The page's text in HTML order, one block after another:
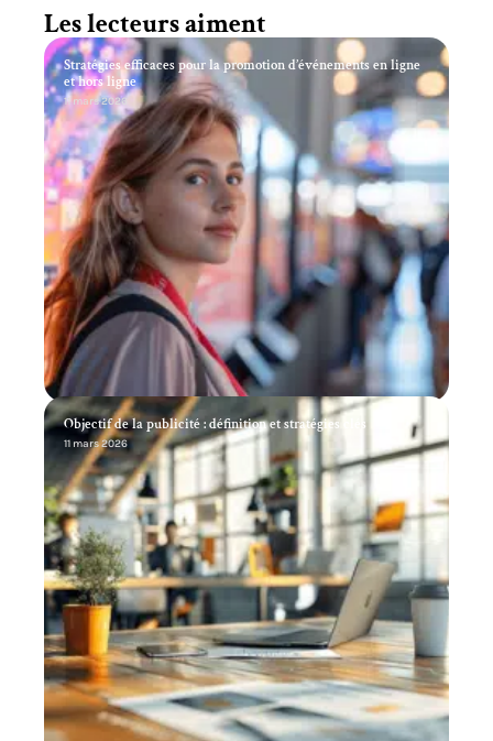
Les lecteurs aiment
Stratégies efficaces pour la promotion d’événements en ligne
et hors ligne
11 mars 2026
Objectif de la publicité : définition et stratégies clés
11 mars 2026